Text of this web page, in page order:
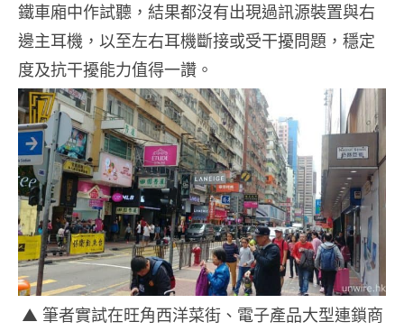
鐵車廂中作試聽，結果都沒有出現過訊源裝置與右
邊主耳機，以至左右耳機斷接或受干擾問題，穩定
度及抗干擾能力值得一讚。
▲ 筆者實試在旺角西洋菜街、電子產品大型連鎖商